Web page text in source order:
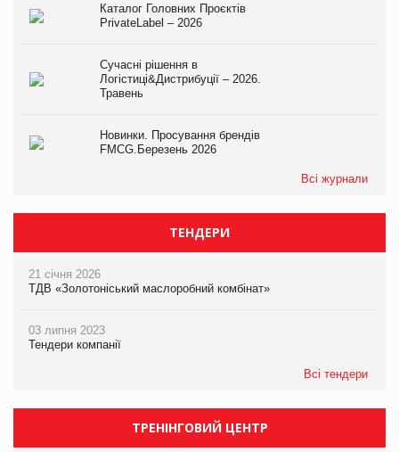
Каталог Головних Проєктів
PrivateLabel – 2026
Сучасні рішення в
Логістиці&Дистрибуції – 2026.
Травень
Новинки. Просування брендів
FMCG.Березень 2026
Всі журнали
ТЕНДЕРИ
21 січня 2026
ТДВ «Золотоніський маслоробний комбінат»
03 липня 2023
Тендери компанії
Всі тендери
ТРЕНІНГОВИЙ ЦЕНТР